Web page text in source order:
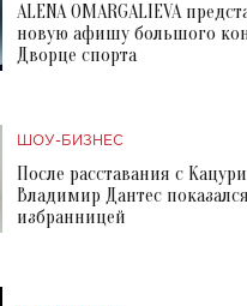
ALENA OMARGALIEVA
новую афишу большого
Дворце спорта
ШОУ-БИЗНЕС
После расставания с
Владимир Дантес
избранницей